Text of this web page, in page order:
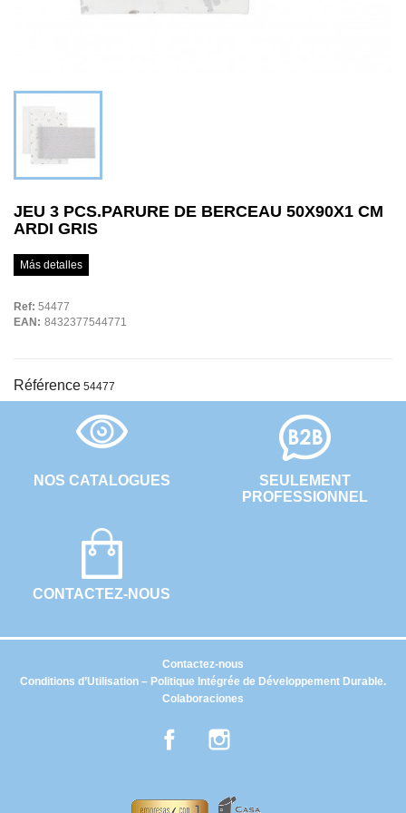
JEU 3 PCS.PARURE DE BERCEAU 50X90X1 CM
ARDI GRIS
Más detalles
Ref: 54477
EAN: 8432377544771
Référence 54477
NOS CATALOGUES
CONTACTEZ-NOUS
SEULEMENT
PROFESSIONNEL
Conditions d’Utilisation – Politique Intégrée de Développement Durable.
Colaboraciones
Contactez-nous
Facebook